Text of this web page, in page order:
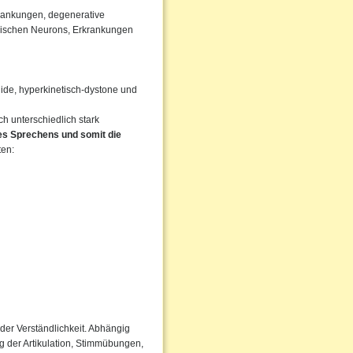
degenerative
Neurons, Erkrankungen
hyperkinetisch-dystone und
unterschiedlich stark
Sprechens und somit die
Verständlichkeit. Abhängig
der Artikulation, Stimmübungen,